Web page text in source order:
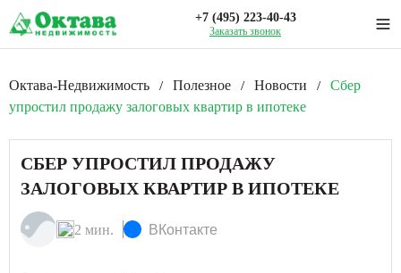
+7 (495) 223-40-43
Заказать звонок
Октава-Недвижимость / Полезное / Новости /
Сбер
упростил продажу залоговых квартир в ипотеке
СБЕР УПРОСТИЛ ПРОДАЖУ
ЗАЛОГОВЫХ КВАРТИР В ИПОТЕКЕ
2 мин. ВКонтакте